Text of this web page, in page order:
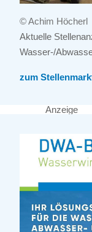
© Achim Höcherl
Aktuelle
Wasser-/
zum
Anzeige